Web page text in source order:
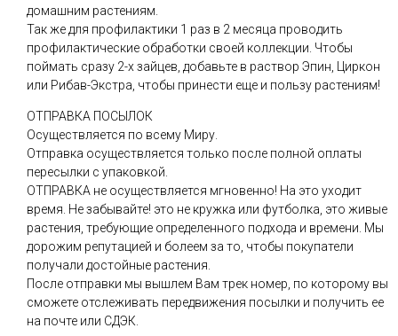
домашним растениям.
Так же для профилактики 1 раз в 2 месяца проводить
профилактические обработки своей коллекции. Чтобы
поймать сразу 2-х зайцев, добавьте в раствор Эпин, Циркон
или Рибав-Экстра, чтобы принести еще и пользу растениям!
ОТПРАВКА ПОСЫЛОК
Осуществляется по всему Миру.
Отправка осуществляется только после полной оплаты
пересылки с упаковкой.
ОТПРАВКА не осуществляется мгновенно! На это уходит
время. Не забывайте! это не кружка или футболка, это живые
растения, требующие определенного подхода и времени. Мы
дорожим репутацией и болеем за то, чтобы покупатели
получали достойные растения.
После отправки мы вышлем Вам трек номер, по которому вы
сможете отслеживать передвижения посылки и получить ее
на почте или СДЭК.